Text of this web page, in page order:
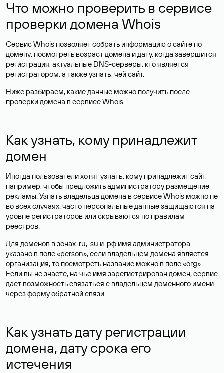
Что можно проверить в сервисе
проверки домена Whois
Сервис Whois позволяет собрать информацию о сайте по
домену: посмотреть возраст домена и дату, когда завершится
регистрация, актуальные DNS-серверы, кто является
регистратором, а также узнать, чей сайт.
Ниже разбираем, какие данные можно получить после
проверки домена в сервисе Whois.
Как узнать, кому принадлежит
домен
Иногда пользователи хотят узнать, кому принадлежит сайт,
например, чтобы предложить администратору размещение
рекламы. Узнать владельца домена в сервисе Whois можно не
во всех случаях: часто персональные данныезащищаются на
уровне регистраторов или скрываются по правилам
реестров.
Для доменов в зонах .ru, .su и .рф имя администратора
указано в поле «person», если владельцем домена является
организация, то посмотреть название можно в поле «org».
Если вы не знаете, на чье имя зарегистрирован домен, сервис
дает возможность связаться с владельцем доменного имени
через форму обратной связи.
Как узнать дату регистрации
домена, дату срока его
истечения